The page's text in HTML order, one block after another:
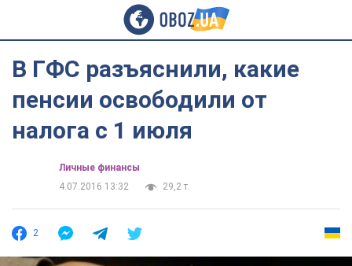
В ГФС разъяснили, какие
пенсии освободили от
налога с 1 июля
Личные финансы
4.07.2016 13:32
29,2 т.
2